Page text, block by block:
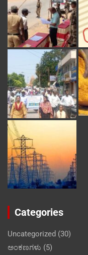
Categories
Uncategorized (30)
ಅಂಕಣಗಳು (5)